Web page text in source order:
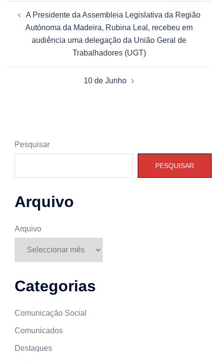
de
artigos
A Presidente da Assembleia Legislativa da Região
Autónoma da Madeira, Rubina Leal, recebeu em
audiência uma delegação da União Geral de
Trabalhadores (UGT)
10 de Junho
Pesquisar
PESQUISAR
Arquivo
Arquivo
Categorias
Comunicação Social
Comunicados
Destaques